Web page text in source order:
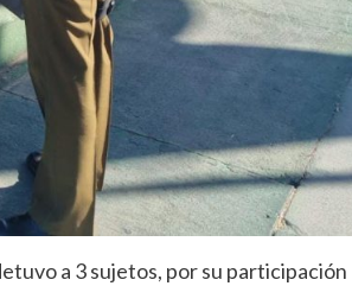
a 3 sujetos, por su participación